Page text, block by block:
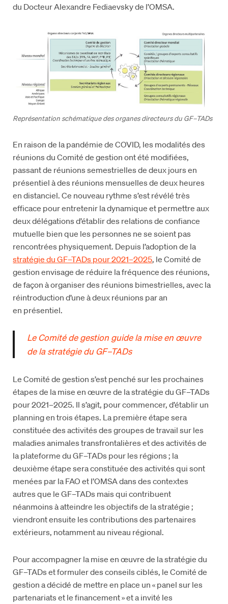
du Docteur Alexandre Fediaevsky de l’OMSA.
Représentation schématique des organes directeurs du GF–TADs
En raison de la pandémie de COVID, les modalités des
réunions du Comité de gestion ont été modifiées,
passant de réunions semestrielles de deux jours en
présentiel à des réunions mensuelles de deux heures
en distanciel. Ce nouveau rythme s’est révélé très
efficace pour entretenir la dynamique et permettre aux
deux délégations d’établir des relations de confiance
mutuelle bien que les personnes ne se soient pas
rencontrées physiquement. Depuis l’adoption de la
stratégie du GF–TADs pour 2021–2025, le Comité de
gestion envisage de réduire la fréquence des réunions,
de façon à organiser des réunions bimestrielles, avec la
réintroduction d’une à deux réunions par an
en présentiel.
Le Comité de gestion guide la mise en œuvre
de la stratégie du GF–TADs
Le Comité de gestion s’est penché sur les prochaines
étapes de la mise en œuvre de la stratégie du GF–TADs
pour 2021–2025. Il s’agit, pour commencer, d’établir un
planning en trois étapes. La première étape sera
constituée des activités des groupes de travail sur les
maladies animales transfrontalières et des activités de
la plateforme du GF–TADs pour les régions ; la
deuxième étape sera constituée des activités qui sont
menées par la FAO et l’OMSA dans des contextes
autres que le GF–TADs mais qui contribuent
néanmoins à atteindre les objectifs de la stratégie ;
viendront ensuite les contributions des partenaires
extérieurs, notamment au niveau régional.
Pour accompagner la mise en œuvre de la stratégie du
GF–TADs et formuler des conseils ciblés, le Comité de
gestion a décidé de mettre en place un « panel sur les
partenariats et le financement » et a invité les